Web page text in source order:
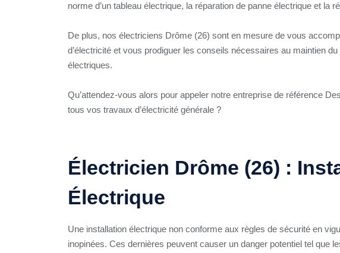
norme d’un tableau électrique, la réparation de panne électrique et la
De plus, nos électriciens Drôme (26) sont en mesure de vous
d’électricité et vous prodiguer les conseils nécessaires au maintien
électriques.
Qu’attendez-vous alors pour appeler notre entreprise de référence
tous vos travaux d’électricité générale ?
Électricien Drôme (26) :
Électrique
Une installation électrique non conforme aux règles de sécurité en
inopinées. Ces dernières peuvent causer un danger potentiel tel que